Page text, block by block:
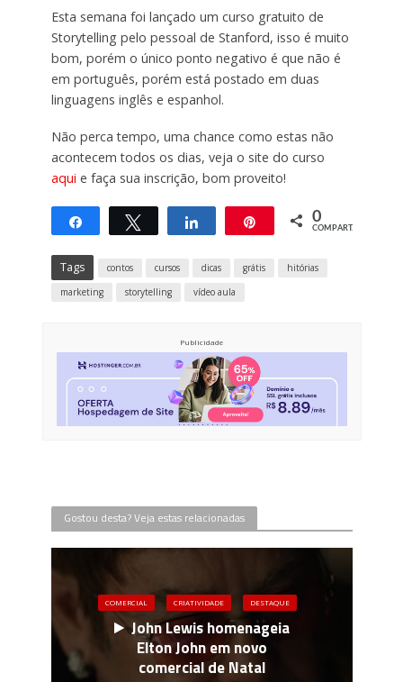
Esta semana foi lançado um curso gratuito de
Storytelling pelo pessoal de Stanford, isso é muito
bom, porém o único ponto negativo é que não é
em português, porém está postado em duas
linguagens inglês e espanhol.
Não perca tempo, uma chance como estas não
acontecem todos os dias, veja o site do curso
aqui e faça sua inscrição, bom proveito!
CompartilharTwittar Compartilhar 0
COMPART.
Tags contos cursos dicas grátis
hitórias
marketing
storytelling vídeo aula
Publicidade
Gostou desta? Veja estas relacionadas
COMERCIAL CRIATIVIDADE DESTAQUE
John Lewis homenageia
Elton John em novo
comercial de Natal